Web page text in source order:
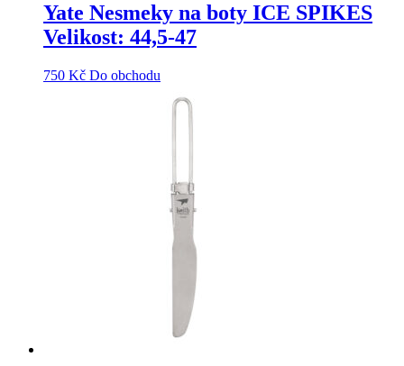
Yate Nesmeky na boty ICE SPIKES
Velikost: 44,5-47
750 Kč Do obchodu